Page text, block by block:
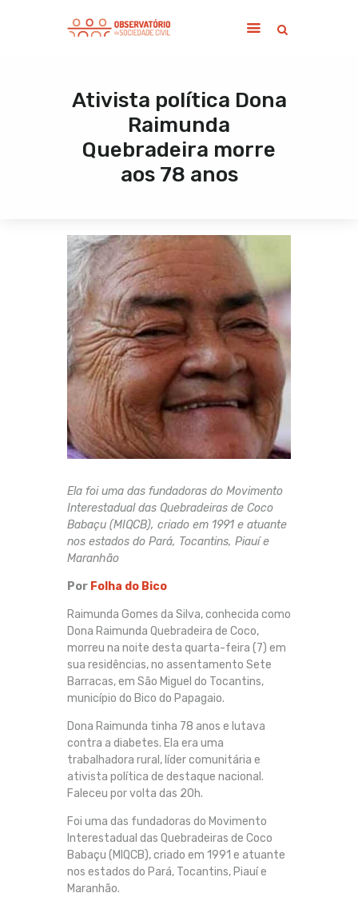
Ativista política Dona
Raimunda
Quebradeira morre
aos 78 anos
Home
Notícias
Publicações
Ela foi uma das fundadoras do Movimento
Interestadual das Quebradeiras de Coco
Babaçu (MIQCB), criado em 1991 e atuante
nos estados do Pará, Tocantins, Piauí e
Maranhão
Por Folha do Bico
Raimunda Gomes da Silva, conhecida como
Dona Raimunda Quebradeira de Coco,
morreu na noite desta quarta-feira (7) em
sua residências, no assentamento Sete
Barracas, em São Miguel do Tocantins,
município do Bico do Papagaio.
Dona Raimunda tinha 78 anos e lutava
contra a diabetes. Ela era uma
trabalhadora rural, líder comunitária e
ativista política de destaque nacional.
Faleceu por volta das 20h.
Foi uma das fundadoras do Movimento
Interestadual das Quebradeiras de Coco
Babaçu (MIQCB), criado em 1991 e atuante
nos estados do Pará, Tocantins, Piauí e
Maranhão.